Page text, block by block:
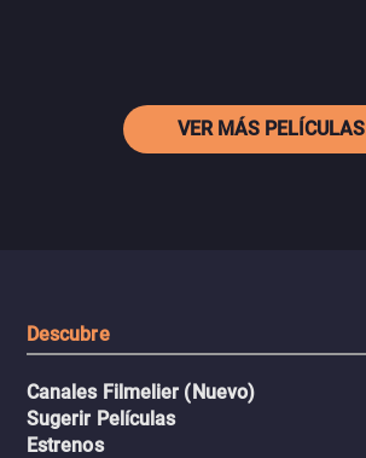
VER MÁS PELÍCULAS
Descubre
Canales Filmelier (Nuevo)
Sugerir Películas
Estrenos